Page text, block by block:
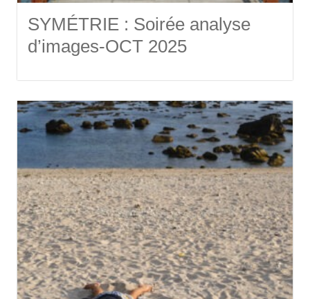
SYMÉTRIE : Soirée analyse
d’images-OCT 2025